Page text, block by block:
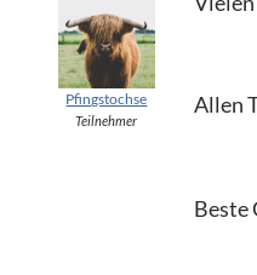
Pfingstochse
Teilnehmer
Allen
Beste